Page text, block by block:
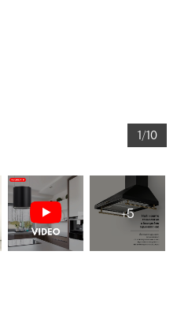
1/10
+5